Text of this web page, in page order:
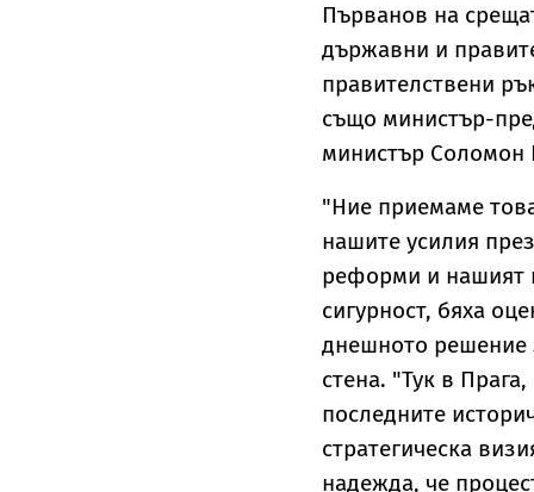
Първанов на
държавни и
правителствени
също министър-
министър Соломон
"Ние приемаме
нашите усилия
реформи и нашият
сигурност, бяха
днешното решение
стена. "Тук в
последните
стратегическа
надежда, че